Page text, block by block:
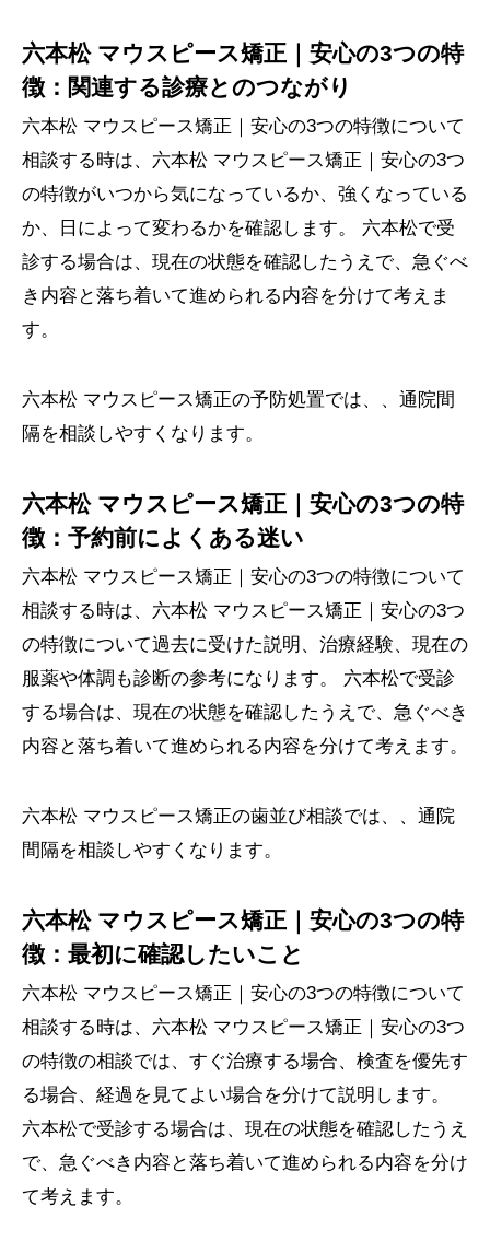
六本松 マウスピース矯正｜安心の3つの特
徴：関連する診療とのつながり
六本松 マウスピース矯正｜安心の3つの特徴について
相談する時は、六本松 マウスピース矯正｜安心の3つ
の特徴がいつから気になっているか、強くなっている
か、日によって変わるかを確認します。 六本松で受
診する場合は、現在の状態を確認したうえで、急ぐべ
き内容と落ち着いて進められる内容を分けて考えま
す。
六本松 マウスピース矯正の予防処置では、、通院間
隔を相談しやすくなります。
六本松 マウスピース矯正｜安心の3つの特
徴：予約前によくある迷い
六本松 マウスピース矯正｜安心の3つの特徴について
相談する時は、六本松 マウスピース矯正｜安心の3つ
の特徴について過去に受けた説明、治療経験、現在の
服薬や体調も診断の参考になります。 六本松で受診
する場合は、現在の状態を確認したうえで、急ぐべき
内容と落ち着いて進められる内容を分けて考えます。
六本松 マウスピース矯正の歯並び相談では、、通院
間隔を相談しやすくなります。
六本松 マウスピース矯正｜安心の3つの特
徴：最初に確認したいこと
六本松 マウスピース矯正｜安心の3つの特徴について
相談する時は、六本松 マウスピース矯正｜安心の3つ
の特徴の相談では、すぐ治療する場合、検査を優先す
る場合、経過を見てよい場合を分けて説明します。
六本松で受診する場合は、現在の状態を確認したうえ
で、急ぐべき内容と落ち着いて進められる内容を分け
て考えます。